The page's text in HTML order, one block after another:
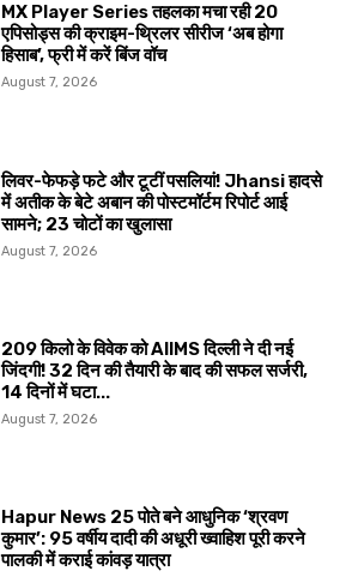
MX Player Series तहलका मचा रही 20
एपिसोड्स की क्राइम-थ्रिलर सीरीज ‘अब होगा
हिसाब’, फ्री में करें बिंज वॉच
August 7, 2026
लिवर-फेफड़े फटे और टूटीं पसलियां! Jhansi हादसे
में अतीक के बेटे अबान की पोस्टमॉर्टम रिपोर्ट आई
सामने; 23 चोटों का खुलासा
August 7, 2026
209 किलो के विवेक को AIIMS दिल्ली ने दी नई
जिंदगी! 32 दिन की तैयारी के बाद की सफल सर्जरी,
14 दिनों में घटा...
August 7, 2026
Hapur News 25 पोते बने आधुनिक ‘श्रवण
कुमार’: 95 वर्षीय दादी की अधूरी ख्वाहिश पूरी करने
पालकी में कराई कांवड़ यात्रा